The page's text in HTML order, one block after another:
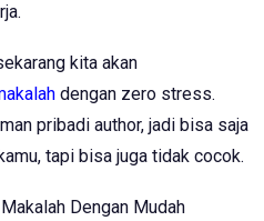
kita akan
dengan zero stress.
pribadi author, jadi bisa saja
tapi bisa juga tidak cocok.
Dengan Mudah